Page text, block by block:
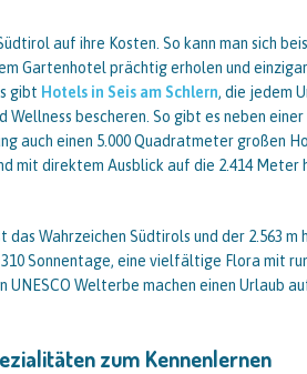
auf ihre Kosten. So kann man sich
Gartenhotel prächtig erholen und
gibt Hotels in Seis am Schlern, die jedem
Wellness bescheren. So gibt es neben
auch einen 5.000 Quadratmeter großen
mit direktem Ausblick auf die 2.414 Meter
das Wahrzeichen Südtirols und der 2.563
Sonnentage, eine vielfältige Flora mit
UNESCO Welterbe machen einen Urlaub
zum Kennenlernen